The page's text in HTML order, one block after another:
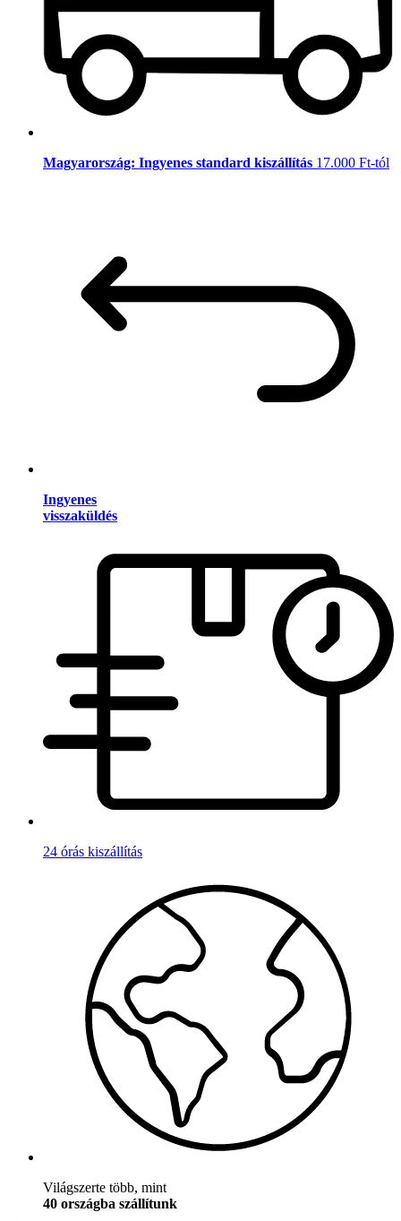
Magyarország: Ingyenes standard kiszállítás 17.000 Ft-tól
Ingyenes
visszaküldés
24 órás kiszállítás
Világszerte több, mint
40 országba szállítunk